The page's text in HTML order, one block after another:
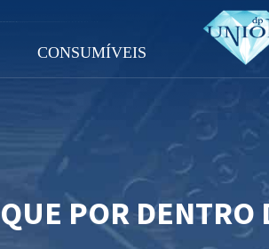
CONSUMÍVEIS
POR DENTRO